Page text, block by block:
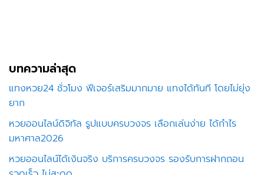
บทความล่าสุด
แทงหวย24 ชั่วโมง ฟีเจอร์เสริมมากมาย แทงได้ทันที โดยไม่ยุ่ง
ยาก
หวยออนไลน์ดิจิทัล รูปแบบครบวงจร เลือกเล่นง่าย ได้กำไร
มหาศาล2026
หวยออนไลน์ได้เงินจริง บริการครบวงจร รองรับการฝากถอน